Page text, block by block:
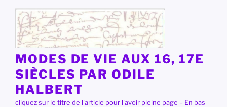
contenu
principal
MODES DE VIE AUX 16, 17E
SIÈCLES PAR ODILE
HALBERT
cliquez sur le titre de l'article pour l'avoir pleine page – En bas